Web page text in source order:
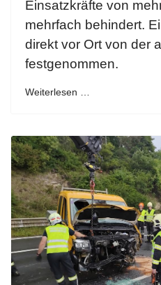
Einsatzkräfte von
mehrfach behindert.
direkt vor Ort von der
festgenommen.
Weiterlesen …